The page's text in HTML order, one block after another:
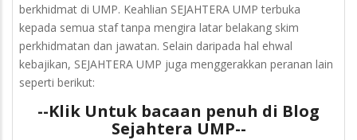
berkhidmat di UMP. Keahlian SEJAHTERA UMP terbuka
kepada semua staf tanpa mengira latar belakang skim
perkhidmatan dan jawatan. Selain daripada hal ehwal
kebajikan, SEJAHTERA UMP juga menggerakkan peranan lain
seperti berikut:
--Klik Untuk bacaan penuh di Blog
Sejahtera UMP--